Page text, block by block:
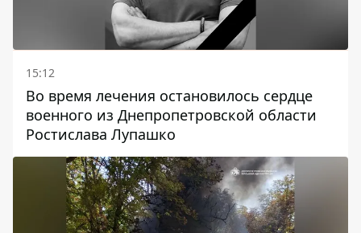
15:12
Во время лечения остановилось сердце
военного из Днепропетровской области
Ростислава Лупашко